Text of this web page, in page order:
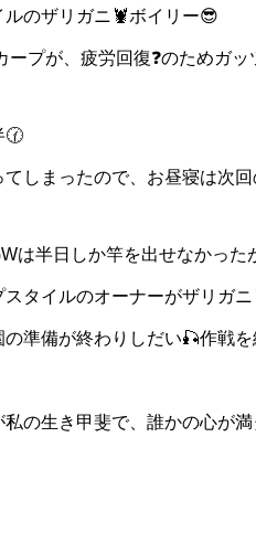
のザリガニ🦞ボイリー😎
プが、疲労回復❓️のためガ
🕜️
しまったので、お昼寝は次
は半日しか竿を出せなかっ
タイルのオーナーがザリガ
準備が終わりしだい🎣作戦
の生き甲斐で、誰かの心が